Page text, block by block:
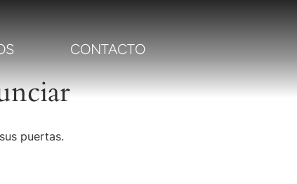
CONTACTO
puertas.